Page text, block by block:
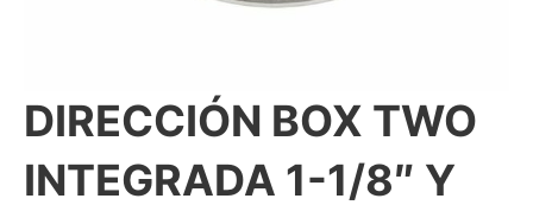
DIRECCIÓN BOX TWO
INTEGRADA 1-1/8″ Y